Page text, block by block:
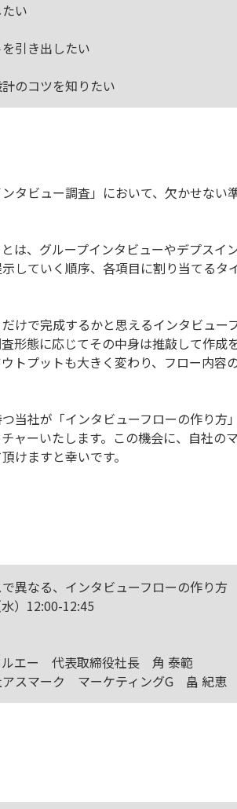
い
引き出したい
のコツを知りたい
タビュー調査」において、欠かせない
は、グループインタビューやデプスイ
していく順序、各項目に割り当てるタ
けで完成するかと思えるインタビュー
形態に応じてその中身は推敲して作成
トプットも大きく変わり、フロー内容
当社が「インタビューフローの作り方
ャーいたします。この機会に、自社の
けますと幸いです。
異なる、インタビューフローの作り方
）12:00-12:45
ルエー 代表取締役社長 角 泰範
アスマーク マーケティングG 畠 紀恵